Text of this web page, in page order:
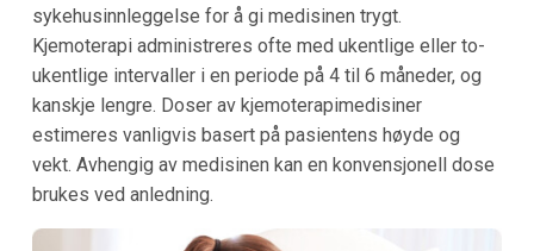
sykehusinnleggelse for å gi medisinen trygt.
Kjemoterapi administreres ofte med ukentlige eller to-
ukentlige intervaller i en periode på 4 til 6 måneder, og
kanskje lengre. Doser av kjemoterapimedisiner
estimeres vanligvis basert på pasientens høyde og
vekt. Avhengig av medisinen kan en konvensjonell dose
brukes ved anledning.